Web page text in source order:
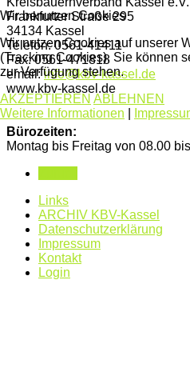
Frankfurter Straße 295
34134 Kassel
Telefon: 0561-41411
Fax: 0561-471818
email:info@kbv-kassel.de
www.kbv-kassel.de
Bürozeiten:
Montag bis Freitag von 08.00
Links
ARCHIV KBV-Kassel
Datenschutzerklärung
Impressum
Kontakt
Login
Wir benutzen Cookies
Wir nutzen Cookies auf unserer
(Tracking Cookies). Sie können
zur Verfügung stehen.
AKZEPTIEREN ABLEHNEN
Weitere Informationen